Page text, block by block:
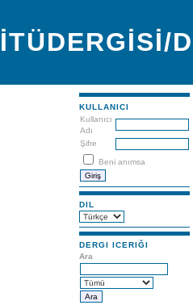
İTÜDERGİSİ/D
KULLANICI
Kullanıcı
Adı
Şifre
Beni anımsa
DIL
DERGI ICERIĞI
Ara